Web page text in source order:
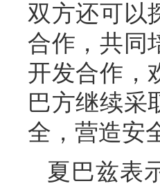
双方还可以
合作，共同
开发合作，
巴方继续采
全，营造安
夏巴兹表